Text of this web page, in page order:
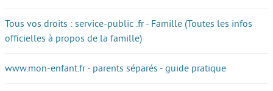
Tous vos droits : service-public .fr - Famille (Toutes les infos
officielles à propos de la famille)
www.mon-enfant.fr - parents séparés - guide pratique